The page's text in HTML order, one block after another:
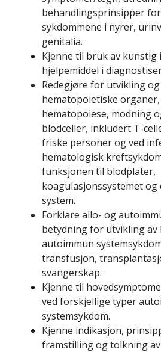
behandlingsprinsipper
sykdommene i nyrer,
genitalia.
Kjenne til bruk av kunstig
hjelpemiddel i
Redegjøre for utvikling
hematopoietiske
hematopoiese, modning
blodceller, inkludert T-
friske personer og ved
hematologisk
funksjonen til blodplater,
koagulasjonssystemet
system.
Forklare allo- og
betydning for utvikling av
autoimmun
transfusjon,
svangerskap.
Kjenne til
ved forskjellige typer
systemsykdom.
Kjenne indikasjon,
framstilling og tolkning